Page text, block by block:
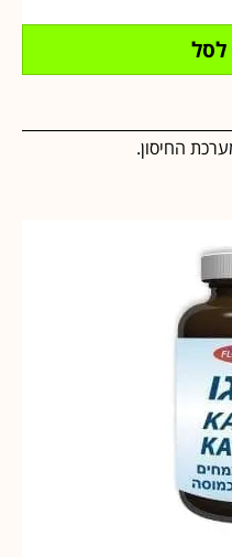
לסל
החיסון.